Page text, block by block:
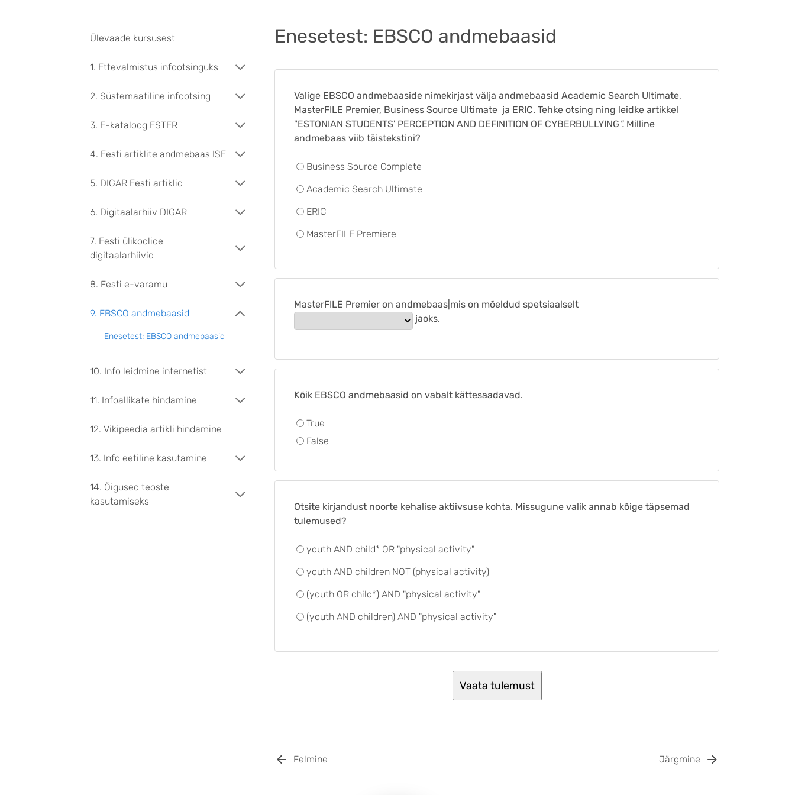
Enesetest: EBSCO andmebaasid
Valige EBSCO andmebaaside nimekirjast välja andmebaasid Academic Search Ultimate,
MasterFILE Premier, Business Source Ultimate ja ERIC. Tehke otsing ning leidke artikkel
"ESTONIAN STUDENTS' PERCEPTION AND DEFINITION OF CYBERBULLYING ". Milline
andmebaas viib täistekstini?
Business Source Complete
Academic Search Ultimate
ERIC
MasterFILE Premiere
MasterFILE Premier on andmebaas|mis on mõeldud spetsiaalselt
jaoks.
Kõik EBSCO andmebaasid on vabalt kättesaadavad.
True
False
Otsite kirjandust noorte kehalise aktiivsuse kohta. Missugune valik annab kõige täpsemad
tulemused?
youth AND child* OR "physical activity"
youth AND children NOT (physical activity)
(youth OR child*) AND "physical activity"
(youth AND children) AND "physical activity"
Eelmine Järgmine
Ülevaade kursusest
1. Ettevalmistus infootsinguks
2. Süstemaatiline infootsing
3. E-kataloog ESTER
4. Eesti artiklite andmebaas ISE
5. DIGAR Eesti artiklid
6. Digitaalarhiiv DIGAR
7. Eesti ülikoolide
digitaalarhiivid
8. Eesti e-varamu
9. EBSCO andmebaasid
Enesetest: EBSCO andmebaasid
10. Info leidmine internetist
11. Infoallikate hindamine
12. Vikipeedia artikli hindamine
13. Info eetiline kasutamine
14. Õigused teoste
kasutamiseks